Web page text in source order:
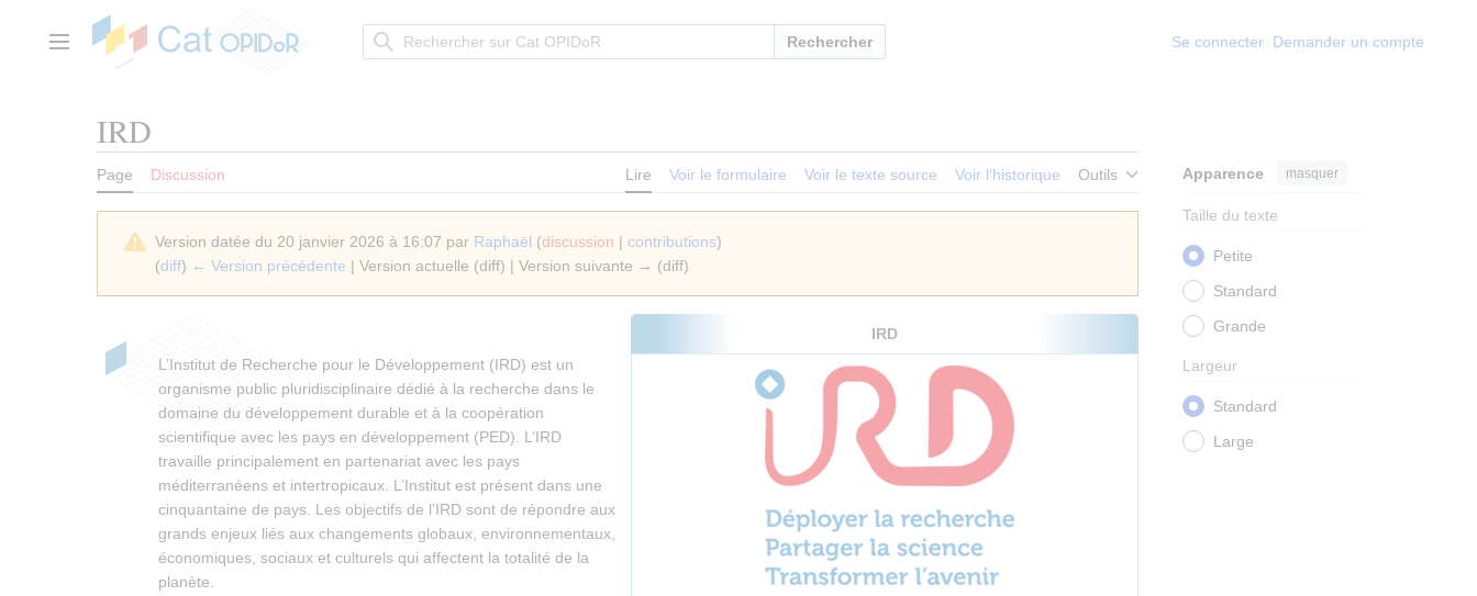
contenuMenu principal Rechercher Se connecter Demander un compte
IRD
Page Discussion Lire Voir le formulaire Voir le texte source Voir l’historique Outils Apparence masquer
Taille du texte
Petite
Standard
Grande
Largeur
Standard
Large
Version datée du 20 janvier 2026 à 16:07 par Raphaël (discussion | contributions)
(diff) ← Version précédente | Version actuelle (diff) | Version suivante → (diff)
IRD
L’Institut de Recherche pour le Développement (IRD) est un
organisme public pluridisciplinaire dédié à la recherche dans le
domaine du développement durable et à la coopération
scientifique avec les pays en développement (PED). L’IRD
travaille principalement en partenariat avec les pays
méditerranéens et intertropicaux. L’Institut est présent dans une
cinquantaine de pays. Les objectifs de l’IRD sont de répondre aux
grands enjeux liés aux changements globaux, environnementaux,
économiques, sociaux et culturels qui affectent la totalité de la
planète.